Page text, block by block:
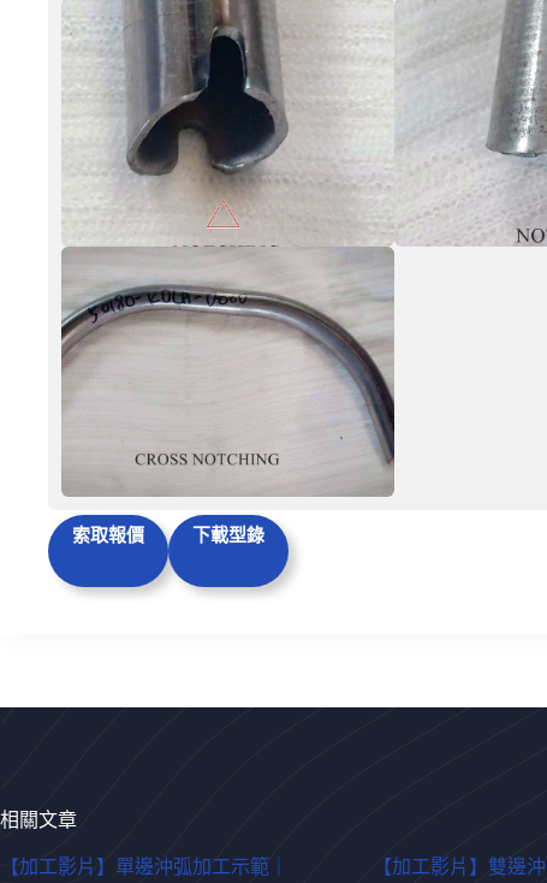
索取報價 下載型錄
相關文章
【加工影片】單邊沖弧加工示範｜
【加工影片】雙邊